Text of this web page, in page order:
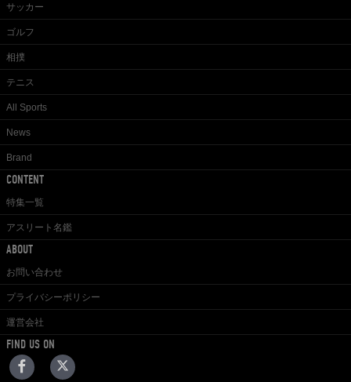
サッカー
ゴルフ
相撲
テニス
All Sports
News
Brand
CONTENT
特集一覧
アスリート名鑑
ABOUT
お問い合わせ
プライバシーポリシー
運営会社
FIND US ON